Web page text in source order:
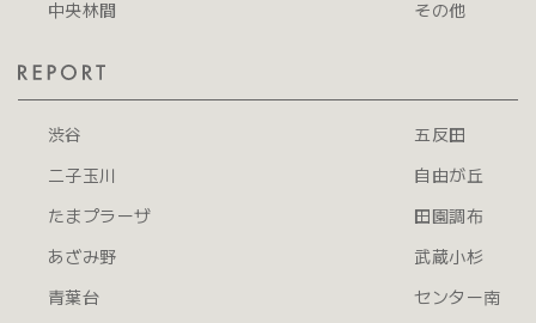
中央林間
その他
渋谷
二子玉川
たまプラーザ
あざみ野
青葉台
五反田
自由が丘
田園調布
武蔵小杉
センター南